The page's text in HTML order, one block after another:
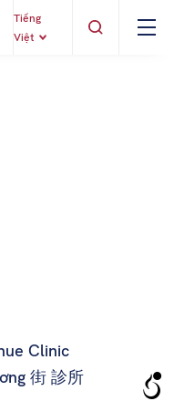
Tiếng
Việt
Clinic
街 診所